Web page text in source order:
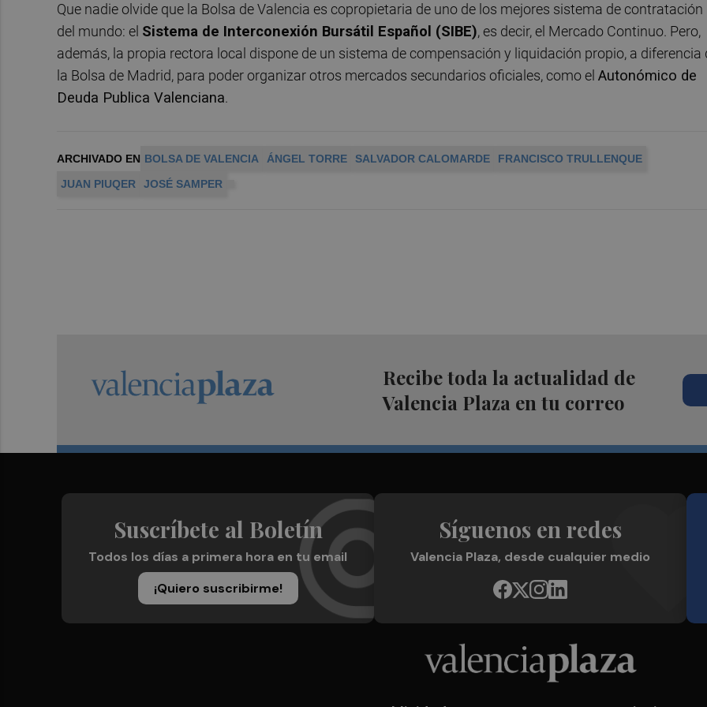
Que nadie olvide que la Bolsa de Valencia es copropietaria de uno de los mejores sistema de contratación
del mundo: el Sistema de Interconexión Bursátil Español (SIBE), es decir, el Mercado Continuo. Pero,
además, la propia rectora local dispone de un sistema de compensación y liquidación propio, a diferencia
la Bolsa de Madrid, para poder organizar otros mercados secundarios oficiales, como el Autonómico de
Deuda Publica Valenciana.
ARCHIVADO EN BOLSA DE VALENCIA ÁNGEL TORRE SALVADOR CALOMARDE
FRANCISCO TRULLENQUE
JUAN PIUQER
JOSÉ SAMPER
Recibe toda la actualidad de
Valencia Plaza en tu correo
Suscríbete al Boletín
Todos los días a primera hora en tu email
¡Quiero suscribirme!
Síguenos en redes
Valencia Plaza, desde cualquier medio